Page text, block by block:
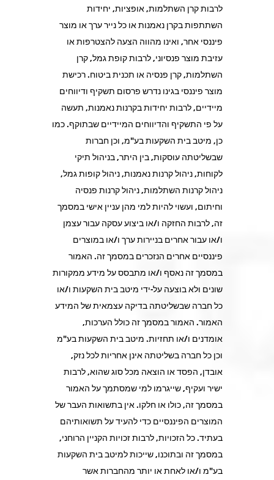
לרבות קרן השתלמות, אופציות, יחידות
השתתפות בקרן נאמנות או כל נייר ערך או מוצר
פיננסי אחר, ואינו מהווה הצעה להצטרפות או
עזיבת מוצר פנסיוני, לרבות קופת גמל, קרן
השתלמות, קרן פנסיה או תכנית ביטוח. רכישת
מוצר פיננסי בגינו נדרש פרסום תשקיף ודיווחים
מיידיים, לרבות יחידות בקרנות נאמנות, תעשה
על פי התשקיף והדיווחים המיידיים שבתוקף. כמו
כן, מיטב בית השקעות בע"מ, וכן חברות
שבשליטתה עוסקות, בין היתר, בניהול תיקי
לקוחות, ניהול קרנות נאמנות, ניהול קופות גמל,
ניהול קרנות השתלמות, ניהול קרנות פנסיה
וחיתום, ועשוי להיות למי מהן עניין אישי במסמך
זה, לרבות החזקה ו/או ביצוע עסקה עבור עצמן
ו/או עבור אחרים בניירות ערך ו/או במוצרים
פיננסיים אחרים הנזכרים במסמך זה. האמור
במסמך זה נאסף ו/או מתבסס על מידע ממקורות
שונים ולא בוצעה על-ידי מיטב בית השקעות ו/או
כל חברה שבשליטתה בדיקה עצמאית של המידע
האמור. האמור במסמך זה כולל הערכות,
אומדנים ו/או תחזיות. מיטב בית השקעות בע"מ
וכן כל חברה בשליטתה אינן אחריות לכל נזק,
אובדן, הפסד או הוצאה מכל סוג שהוא, לרבות
ישיר ועקיף, שייגרמו למי שמסתמך על האמור
במסמך זה, כולו או חלקו. אין בתשואות העבר של
המוצרים הפיננסיים כדי להעיד על תשואותיהם
בעתיד. כל הזכויות, לרבות זכויות הקניין הרוחני,
במסמך זה ובתוכנו, שייכות למיטב בית השקעות
בע"מ ו/או לאחת או יותר מהחברות אשר